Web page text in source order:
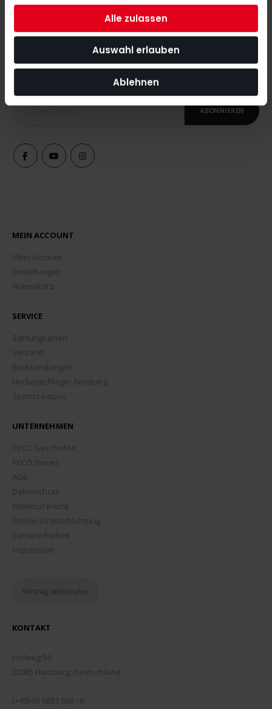
Alle zulassen
Auswahl erlauben
Ablehnen
NEWSLETTER ANMELDUNG
Mit unserem Newsletter seid ihr immer auf den neuesten Stand
was News, Tipps und Rabattaktionen rund um unseren Shop
ABONNIEREN
MEIN ACCOUNT
Mein Account
Bestellungen
Warenkorb
SERVICE
Zahlungsarten
Versand
Rücksendungen
Hockeyschläger Beratung
Sportscampus
UNTERNEHMEN
PECO Geschichte
PECO Stores
AGB
Datenschutz
Widerrufsrecht
Online-Streitschlichtung
Barrierefreiheit
Impressum
Vertrag widerrufen
KONTAKT
Hofweg 96
22085 Hamburg, Deutschland
(+49) 40 6887 688 - 0